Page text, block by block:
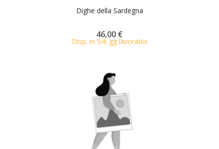
Dighe della Sardegna
46,00 €
Disp. in 5/6 gg lavorativi